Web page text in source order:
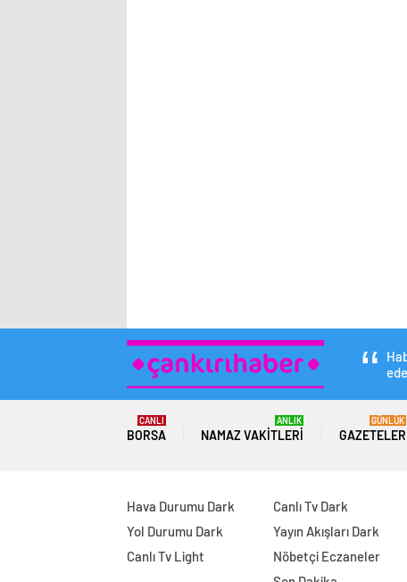
BORSA
CANLI
NAMAZ VAKITLERI
ANLIK
GAZETELER
GÜNLÜK
Hava Durumu Dark
Yol Durumu Dark
Canlı Tv Light
Canlı Tv Dark
Yayın Akışları Dark
Nöbetçi Eczaneler